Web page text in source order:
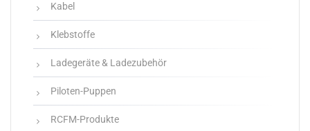
Kabel
Klebstoffe
Ladegeräte & Ladezubehör
Piloten-Puppen
RCFM-Produkte